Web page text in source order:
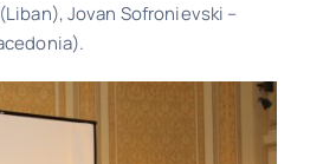
Jovan Sofronievski –